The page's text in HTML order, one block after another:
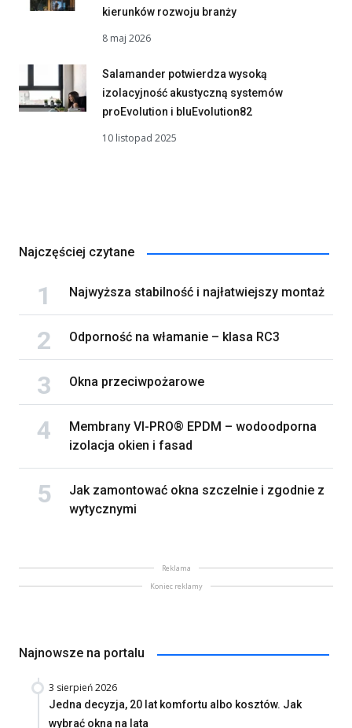
kierunków rozwoju branży
8 maj 2026
Salamander potwierdza wysoką
izolacyjność akustyczną systemów
proEvolution i bluEvolution82
10 listopad 2025
Najczęściej czytane
Najwyższa stabilność i najłatwiejszy montaż
Odporność na włamanie – klasa RC3
Okna przeciwpożarowe
Membrany VI-PRO® EPDM – wodoodporna
izolacja okien i fasad
Jak zamontować okna szczelnie i zgodnie z
wytycznymi
Reklama
Koniec reklamy
Najnowsze na portalu
3 sierpień 2026
Jedna decyzja, 20 lat komfortu albo kosztów. Jak
wybrać okna na lata